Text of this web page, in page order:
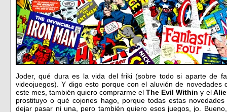
Joder, qué dura es la vida del friki (sobre todo si aparte de
videojuegos). Y digo esto porque con el aluvión de
este mes, también quiero comprarme el The Evil Within y el
prostituyo o qué cojones hago, porque todas estas
dejar pasar ni una, pero también quiero esos juegos, jo.